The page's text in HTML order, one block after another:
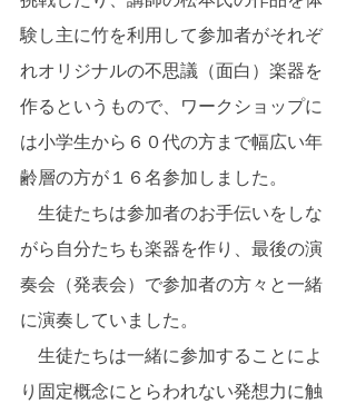
験し主に竹を利用して参加者がそれぞ
れオリジナルの不思議（面白）楽器を
作るというもので、ワークショップに
は小学生から６０代の方まで幅広い年
齢層の方が１６名参加しました。
生徒たちは参加者のお手伝いをしな
がら自分たちも楽器を作り、最後の演
奏会（発表会）で参加者の方々と一緒
に演奏していました。
生徒たちは一緒に参加することによ
り固定概念にとらわれない発想力に触